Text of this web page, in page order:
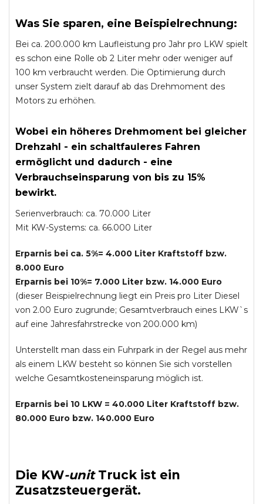
Was Sie sparen, eine Beispielrechnung:
Bei ca. 200.000 km Laufleistung pro Jahr pro LKW spielt
es schon eine Rolle ob 2 Liter mehr oder weniger auf
100 km verbraucht werden. Die Optimierung durch
unser System zielt darauf ab das Drehmoment des
Motors zu erhöhen.
Wobei ein höheres Drehmoment bei gleicher
Drehzahl - ein schaltfauleres Fahren
ermöglicht und dadurch - eine
Verbrauchseinsparung von bis zu 15%
bewirkt.
Serienverbrauch: ca. 70.000 Liter
Mit KW-Systems: ca. 66.000 Liter
Erparnis bei ca. 5%= 4.000 Liter Kraftstoff bzw.
8.000 Euro
Erparnis bei 10%= 7.000 Liter bzw. 14.000 Euro
(dieser Beispielrechnung liegt ein Preis pro Liter Diesel
von 2.00 Euro zugrunde; Gesamtverbrauch eines LKW`s
auf eine Jahresfahrstrecke von 200.000 km)
Unterstellt man dass ein Fuhrpark in der Regel aus mehr
als einem LKW besteht so können Sie sich vorstellen
welche Gesamtkosteneinsparung möglich ist.
Erparnis bei 10 LKW = 40.000 Liter Kraftstoff bzw.
80.000 Euro bzw. 140.000 Euro
Die KW-unit Truckist ein
Zusatzsteuergerät.